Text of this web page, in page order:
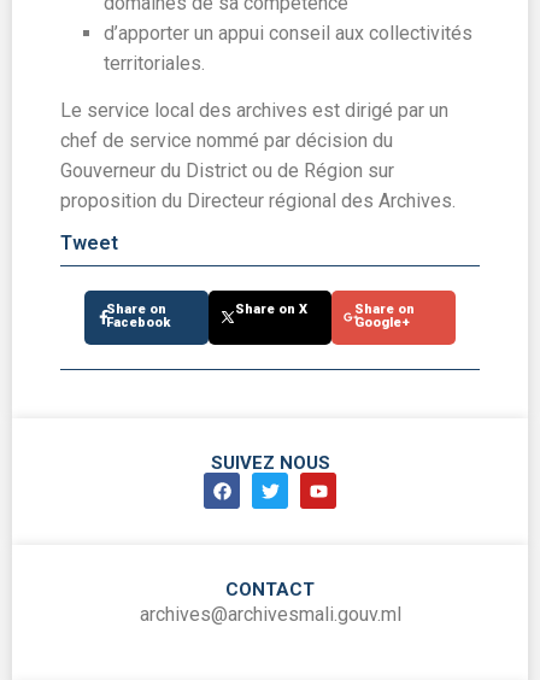
d’apporter un appui conseil aux collectivités
territoriales.
Le service local des archives est dirigé par un
chef de service nommé par décision du
Gouverneur du District ou de Région sur
proposition du Directeur régional des Archives.
Tweet
Share on
Facebook
Share on X
Share on
Google+
SUIVEZ NOUS
CONTACT
archives@archivesmali.gouv.ml